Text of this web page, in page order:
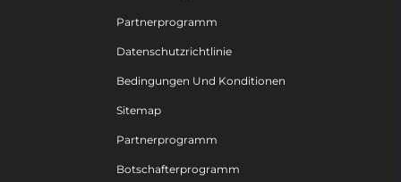
Partnerprogramm
Datenschutzrichtlinie
Bedingungen Und Konditionen
Sitemap
Partnerprogramm
Botschafterprogramm